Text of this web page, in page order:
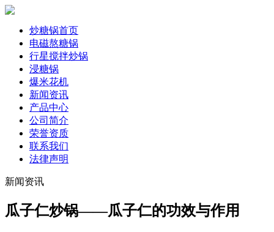
炒糖锅首页
电磁熬糖锅
行星搅拌炒锅
浸糖锅
爆米花机
新闻资讯
产品中心
公司简介
荣誉资质
联系我们
法律声明
新闻资讯
瓜子仁炒锅——瓜子仁的功效与作用